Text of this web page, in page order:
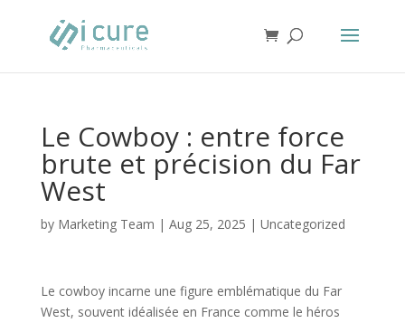
Le Cowboy : entre force
brute et précision du Far
West
by Marketing Team | Aug 25, 2025 | Uncategorized
Le cowboy incarne une figure emblématique du Far
West, souvent idéalisée en France comme le héros